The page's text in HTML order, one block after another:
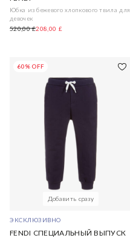
Юбка из бежевого хлопкового твила для
девочек
520,00 £208,00 £
60% OFF
Добавить сразу
ЭКСКЛЮЗИВНО
FENDI СПЕЦИАЛЬНЫЙ ВЫПУСК